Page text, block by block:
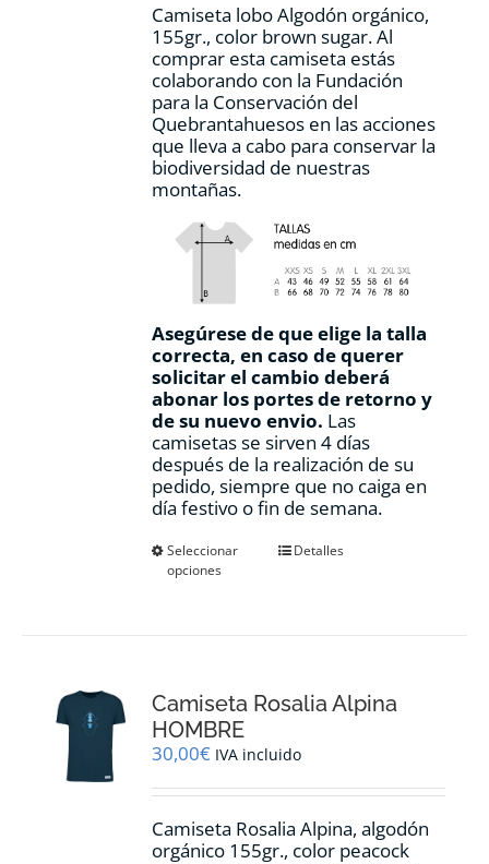
página
de
producto
Camiseta lobo Algodón orgánico,
155gr., color brown sugar.Al
comprar esta camiseta estás
colaborando con la Fundación
para la Conservación del
Quebrantahuesos en las acciones
que lleva a cabo para conservar la
biodiversidad de nuestras
montañas.
Asegúrese de que elige la talla
correcta, en caso de querer
solicitar el cambio deberá
abonar los portes de retorno y
de su nuevo envio. Las
camisetas se sirven 4 días
después de la realización de su
pedido, siempre que no caiga en
día festivo o fin de semana.
Seleccionar
opciones
Este
se
elegir
la
de
producto
Detalles
Camiseta Rosalia Alpina
HOMBRE
30,00€ IVA incluido
Camiseta Rosalia Alpina, algodón
orgánico 155gr., color peacock